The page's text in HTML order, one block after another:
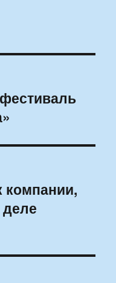
компании,